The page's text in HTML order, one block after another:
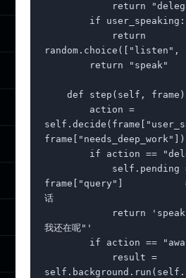
random.choice(["listen",
frame["needs_deep_work"])
frame["query"]           #
话
我还在呢"'